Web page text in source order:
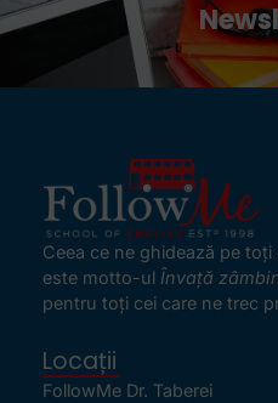
Ceea ce ne ghidează pe
este motto-ul Învaţă
pentru toţi cei care ne trec
Locații
FollowMe Dr. Taberei